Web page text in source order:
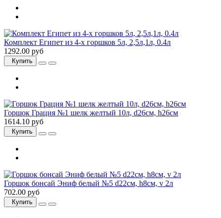
Комплект Египет из 4-х горшков 5л, 2,5л,1л, 0.4л
1292.00 руб
Купить
Горшок Грация №1 шелк желтый 10л, d26см, h26см
1614.10 руб
Купить
Горшок бонсай Эниф белый №5 d22см, h8см, v 2л
702.00 руб
Купить